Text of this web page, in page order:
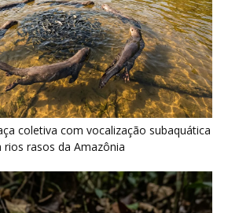
pela fosseta loreal e prepara ataque de
da floresta